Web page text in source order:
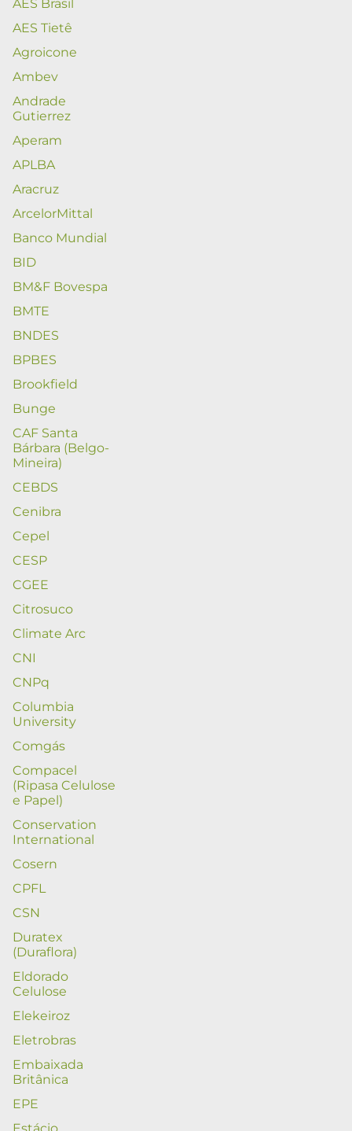
AES Brasil
AES Tietê
Agroicone
Ambev
Andrade
Gutierrez
Aperam
APLBA
Aracruz
ArcelorMittal
Banco Mundial
BID
BM&F Bovespa
BMTE
BNDES
BPBES
Brookfield
Bunge
CAF Santa
Bárbara (Belgo-
Mineira)
CEBDS
Cenibra
Cepel
CESP
CGEE
Citrosuco
Climate Arc
CNI
CNPq
Columbia
University
Comgás
Compacel
(Ripasa Celulose
e Papel)
Conservation
International
Cosern
CPFL
CSN
Duratex
(Duraflora)
Eldorado
Celulose
Elekeiroz
Eletrobras
Embaixada
Britânica
EPE